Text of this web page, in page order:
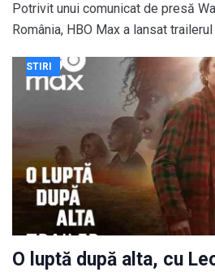
Potrivit unui comunicat de presă
România, HBO Max a lansat trailerul
STIRI
O luptă după alta, cu